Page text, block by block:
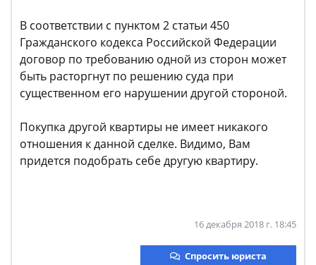
В соответствии с пунктом 2 статьи 450
Гражданского кодекса Российской Федерации
договор по требованию одной из сторон может
быть расторгнут по решению суда при
существенном его нарушении другой стороной.
Покупка другой квартиры не имеет никакого
отношения к данной сделке. Видимо, Вам
придется подобрать себе другую квартиру.
16 декабря 2018 г. 18:45
Спросить юриста